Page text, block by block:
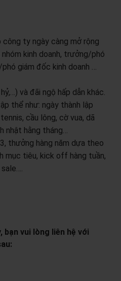
ty ngày càng mở rộng
kinh doanh, trưởng/phó
giám đốc kinh doanh …
và đãi ngộ hấp dẫn khác.
thể như: ngày thành lập
cầu lông, cờ vua, dã
nhật hằng tháng…
thưởng hàng năm dựa theo
mục tiêu, kick off hàng tuần,
bạn vui lòng liên hệ với